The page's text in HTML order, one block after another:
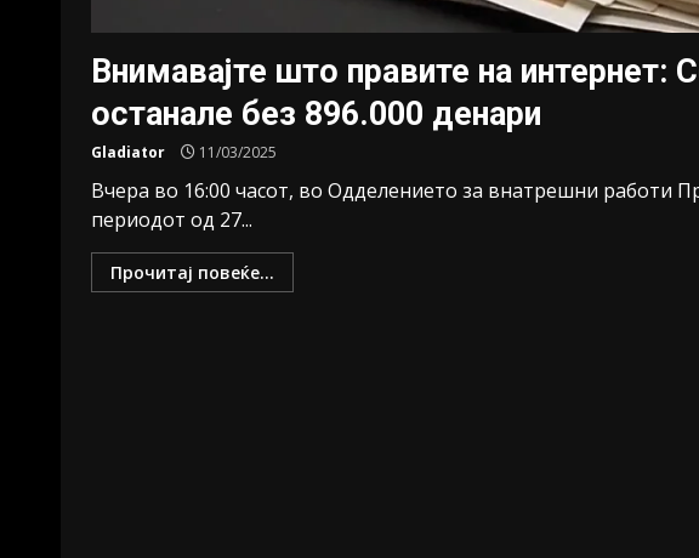
Внимавајте што правите на интернет:
останале без 896.000 денари
Gladiator 11/03/2025
Вчера во 16:00 часот, во Одделението за внатрешни работи
периодот од 27...
Прочитај повеќе...